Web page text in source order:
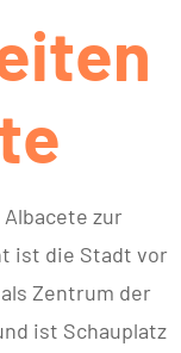
zur
ist die Stadt vor
Zentrum der
ist Schauplatz